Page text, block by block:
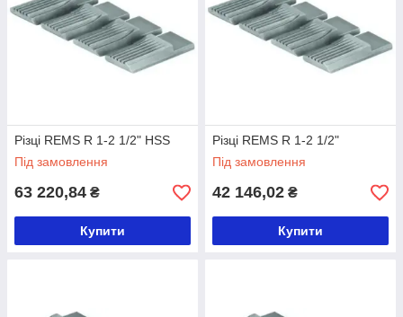
Різці REMS R 1-2 1/2" HSS
Під замовлення
63 220,84 ₴
Купити
Різці REMS R 1-2 1/2"
Під замовлення
42 146,02 ₴
Купити